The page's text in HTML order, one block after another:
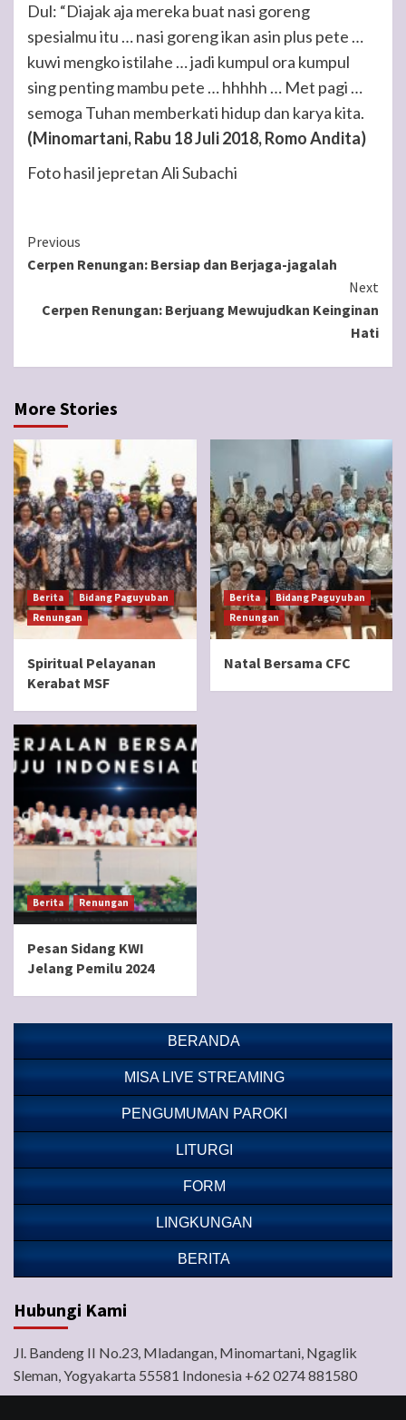
Dul: “Diajak aja mereka buat nasi goreng
spesialmu itu … nasi goreng ikan asin plus pete …
kuwi mengko istilahe … jadi kumpul ora kumpul
sing penting mambu pete … hhhhh … Met pagi …
semoga Tuhan memberkati hidup dan karya kita.
(Minomartani, Rabu 18 Juli 2018, Romo Andita)
Foto hasil jepretan Ali Subachi
Continue
Reading
Previous
Cerpen Renungan: Bersiap dan Berjaga-jagalah
Next
Cerpen Renungan: Berjuang Mewujudkan Keinginan
Hati
More Stories
Berita
Bidang Paguyuban
Renungan
Spiritual Pelayanan
Kerabat MSF
Berita
Bidang Paguyuban
Renungan
Natal Bersama CFC
Berita Renungan
Pesan Sidang KWI
Jelang Pemilu 2024
BERANDA
MISA LIVE STREAMING
PENGUMUMAN PAROKI
LITURGI
FORM
LINGKUNGAN
BERITA
Hubungi Kami
Jl. Bandeng II No.23, Mladangan, Minomartani, Ngaglik
Sleman, Yogyakarta 55581 Indonesia +62 0274 881580